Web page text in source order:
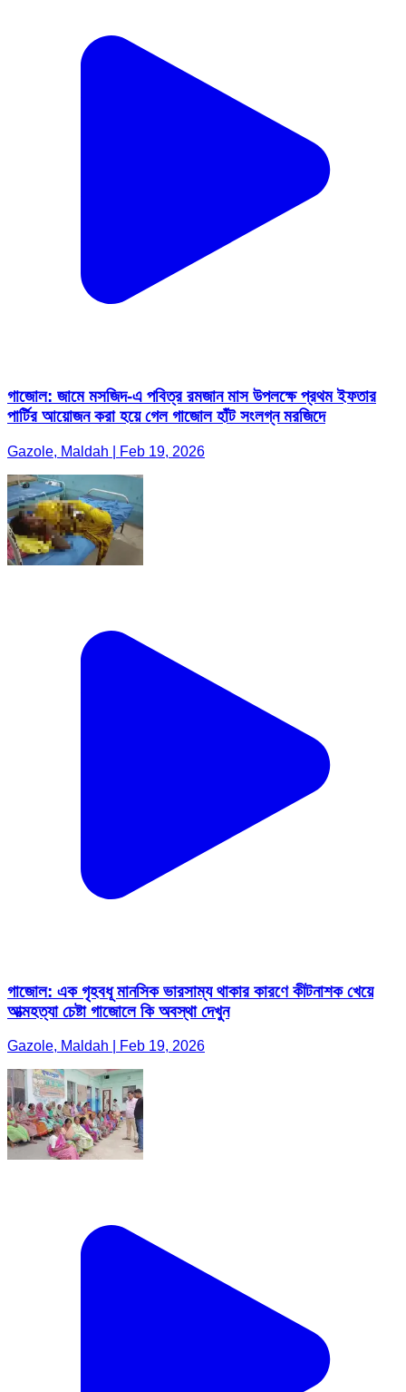
গাজোল: জামে মসজিদ-এ পবিত্র রমজান মাস উপলক্ষে প্রথম ইফতার
পার্টির আয়োজন করা হয়ে গেল গাজোল হাঁট সংলগ্ন মরজিদে
Gazole, Maldah | Feb 19, 2026
গাজোল: এক গৃহবধূ মানসিক ভারসাম্য থাকার কারণে কীটনাশক খেয়ে
আত্মহত্যা চেষ্টা গাজোলে কি অবস্থা দেখুন
Gazole, Maldah | Feb 19, 2026